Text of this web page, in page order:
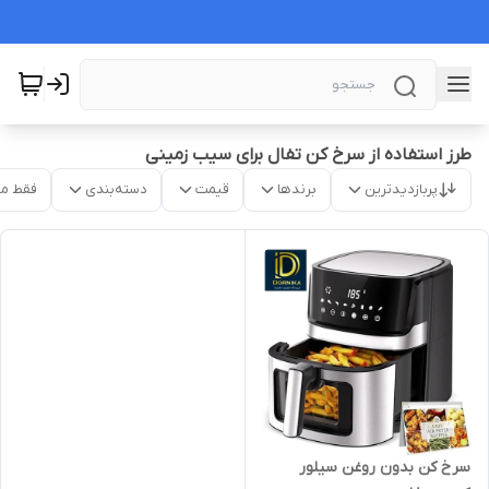
طرز استفاده از سرخ کن تفال برای سیب زمینی
پربازدیدترین برندها قیمت دسته‌بندی فقط
سرخ کن بدون روغن سیلور